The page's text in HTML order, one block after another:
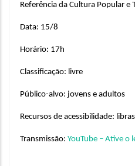
Referência da Cultura Popular e
Data: 15/8
Horário: 17h
Classificação: livre
Público-alvo: jovens e adultos
Recursos de acessibilidade: libras
Transmissão: YouTube – Ative o